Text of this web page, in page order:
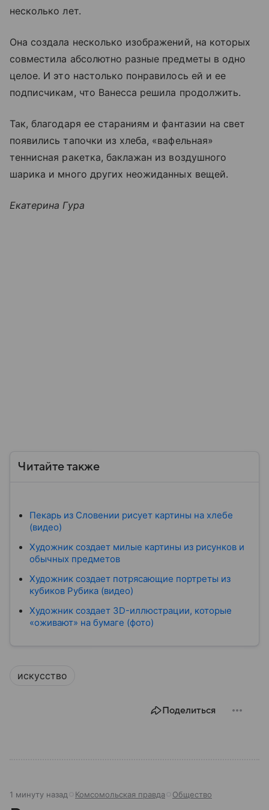
несколько лет.
Она создала несколько изображений, на которых
совместила абсолютно разные предметы в одно
целое. И это настолько понравилось ей и ее
подписчикам, что Ванесса решила продолжить.
Так, благодаря ее стараниям и фантазии на свет
появились тапочки из хлеба, «вафельная»
теннисная ракетка, баклажан из воздушного
шарика и много других неожиданных вещей.
Екатерина Гура
Читайте также
Пекарь из Словении рисует картины на хлебе
(видео)
Художник создает милые картины из рисунков и
обычных предметов
Художник создает потрясающие портреты из
кубиков Рубика (видео)
Художник создает 3D-иллюстрации, которые
«оживают» на бумаге (фото)
искусство
Поделиться
1 минуту назад Комсомольская правда Общество